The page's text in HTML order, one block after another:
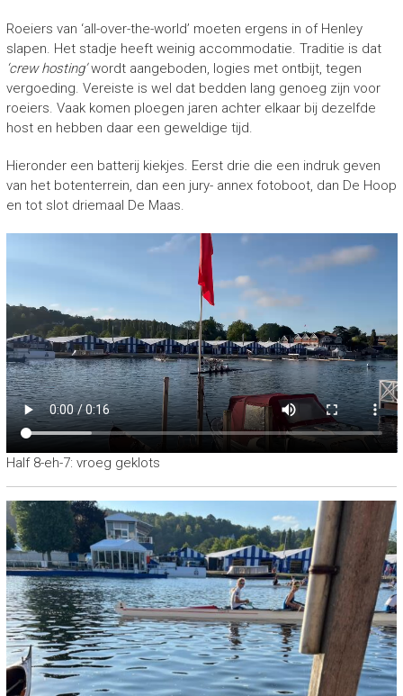
Roeiers van ‘all-over-the-world’ moeten ergens in of Henley
slapen. Het stadje heeft weinig accommodatie. Traditie is dat
‘crew hosting’wordt aangeboden, logies met ontbijt, tegen
vergoeding. Vereiste is wel dat bedden lang genoeg zijn voor
roeiers. Vaak komen ploegen jaren achter elkaar bij dezelfde
host en hebben daar een geweldige tijd.
Hieronder een batterij kiekjes. Eerst drie die een indruk geven
van het botenterrein, dan een jury- annex fotoboot, dan De Hoop
en tot slot driemaal De Maas.
Half 8-eh-7: vroeg geklots